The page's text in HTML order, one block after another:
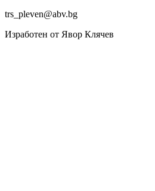
trs_pleven@abv.bg
Изработен от Явор Клячев